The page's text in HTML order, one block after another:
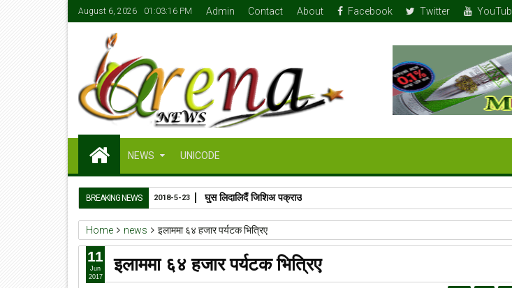
August 6, 2026 01:03:16 PM Admin Contact About Facebook Twitter
NEWS UNICODE
BREAKING NEWS घुस लिदालिदैं जिशिअ पक्राउ
2018-5-23
Home news इलाममा ६४ हजार पर्यटक भित्रिए
इलाममा ६४ हजार पर्यटक भित्रिए
11
Jun
2017